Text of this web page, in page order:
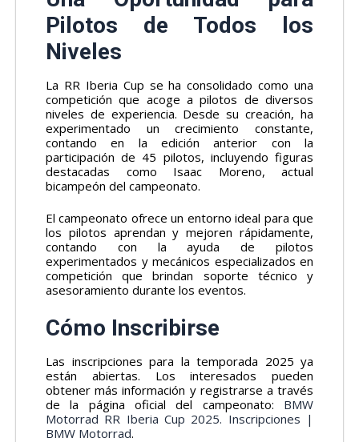
Pilotos de Todos los
Niveles
La RR Iberia Cup se ha consolidado como una
competición que acoge a pilotos de diversos
niveles de experiencia. Desde su creación, ha
experimentado un crecimiento constante,
contando en la edición anterior con la
participación de 45 pilotos, incluyendo figuras
destacadas como Isaac Moreno, actual
bicampeón del campeonato.
El campeonato ofrece un entorno ideal para que
los pilotos aprendan y mejoren rápidamente,
contando con la ayuda de pilotos
experimentados y mecánicos especializados en
competición que brindan soporte técnico y
asesoramiento durante los eventos.
Cómo Inscribirse
Las inscripciones para la temporada 2025 ya
están abiertas. Los interesados pueden
obtener más información y registrarse a través
de la página oficial del campeonato: BMW
Motorrad RR Iberia Cup 2025. Inscripciones |
BMW Motorrad.